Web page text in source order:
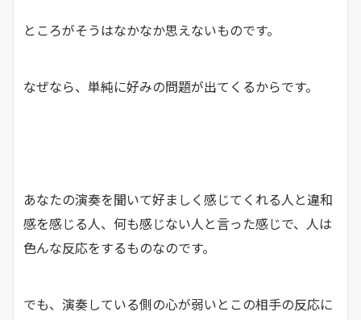
ところがそうはなかなか思えないものです。
なぜなら、単純に好みの問題が出てくるからです。
あなたの演奏を聞いて好ましく感じてくれる人と違和
感を感じる人、何も感じない人と言った感じで、人は
色んな反応をするものなのです。
でも、演奏している側の心が弱いとこの相手の反応に